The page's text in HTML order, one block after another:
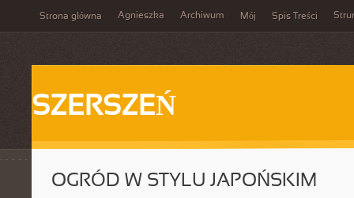
Strona główna Agnieszka Archiwum Mój Spis Treści
SZERSZEŃ
OGRÓD W STYLU JAPOŃSKIM